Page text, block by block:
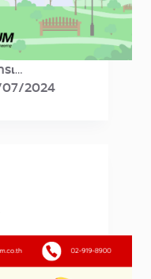
เ…
2024